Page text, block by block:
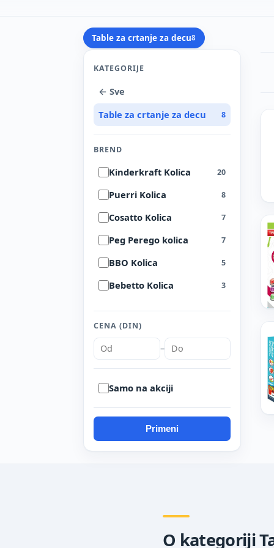
Table za crtanje za decu8
KATEGORIJE
← Sve
Table za crtanje za decu
8
BREND
Kinderkraft Kolica 20
Puerri Kolica 8
Cosatto Kolica 7
Peg Perego kolica 7
BBO Kolica 5
Bebetto Kolica 3
Lego
Chicco Kolica
CENA (DIN)
–
Samo na akciji
Primeni
O kategoriji